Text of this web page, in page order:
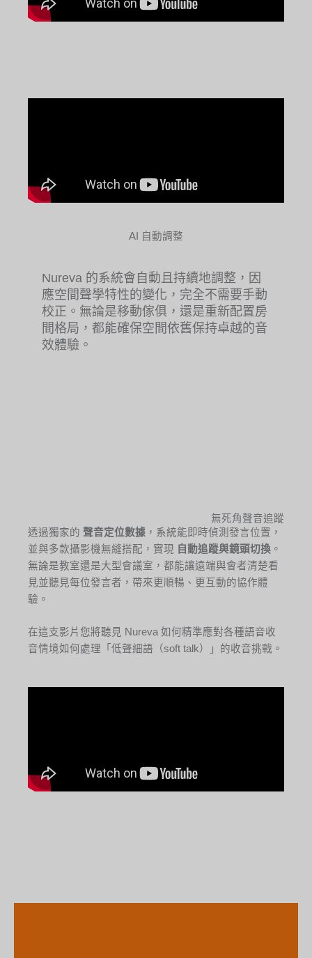
AI 自動調整
Nureva 的系統會自動且持續地調整，因
應空間聲學特性的變化，完全不需要手動
校正。無論是移動傢俱，還是重新配置房
間格局，都能確保空間依舊保持卓越的音
效體驗。
無死角聲音追蹤
透過獨家的 聲音定位數據 ，系統能即時偵測發言位置，
並與多款攝影機無縫搭配，實現 自動追蹤與鏡頭切換 。
無論是教室還是大型會議室，都能讓遠端與會者清楚看
見並聽見每位發言者，帶來更順暢、更互動的協作體
驗。
在這支影片您將聽見 Nureva 如何精準應對各種語音收
音情境如何處理「低聲細語（soft talk）」的收音挑戰。